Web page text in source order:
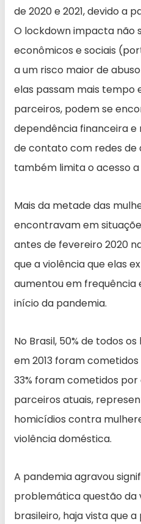
de 2020 e 2021, devido a
O lockdown impacta não
econômicos e sociais
a um risco maior de
elas passam mais tempo
parceiros, podem se
dependência financeira
de contato com redes de
também limita o acesso a
Mais da metade das
encontravam em
antes de fevereiro 2020
que a violência que elas
aumentou em frequência
início da pandemia.
No Brasil, 50% de todos
em 2013 foram
33% foram cometidos
parceiros atuais,
homicídios contra
violência doméstica.
A pandemia agravou
problemática questão da
brasileiro, haja vista que